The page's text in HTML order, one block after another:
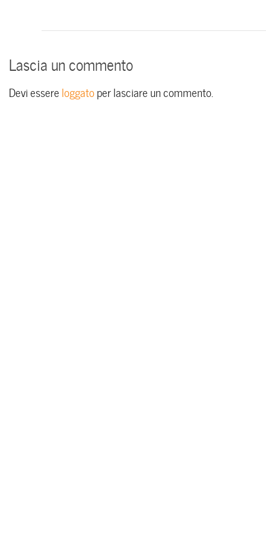
Lascia un commento
Devi essere loggatoper lasciare un commento.